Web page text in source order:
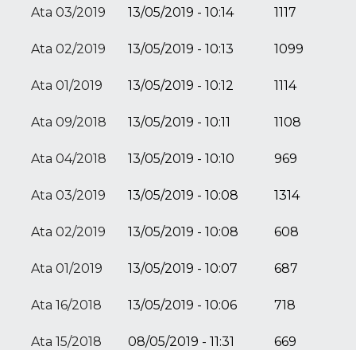
Ata 03/2019 13/05/2019 - 10:14 1117
Ata 02/2019 13/05/2019 - 10:13 1099
Ata 01/2019 13/05/2019 - 10:12 1114
Ata 09/2018 13/05/2019 - 10:11 1108
Ata 04/2018 13/05/2019 - 10:10 969
Ata 03/2019 13/05/2019 - 10:08 1314
Ata 02/2019 13/05/2019 - 10:08 608
Ata 01/2019 13/05/2019 - 10:07 687
Ata 16/2018 13/05/2019 - 10:06 718
Ata 15/2018 08/05/2019 - 11:31 669